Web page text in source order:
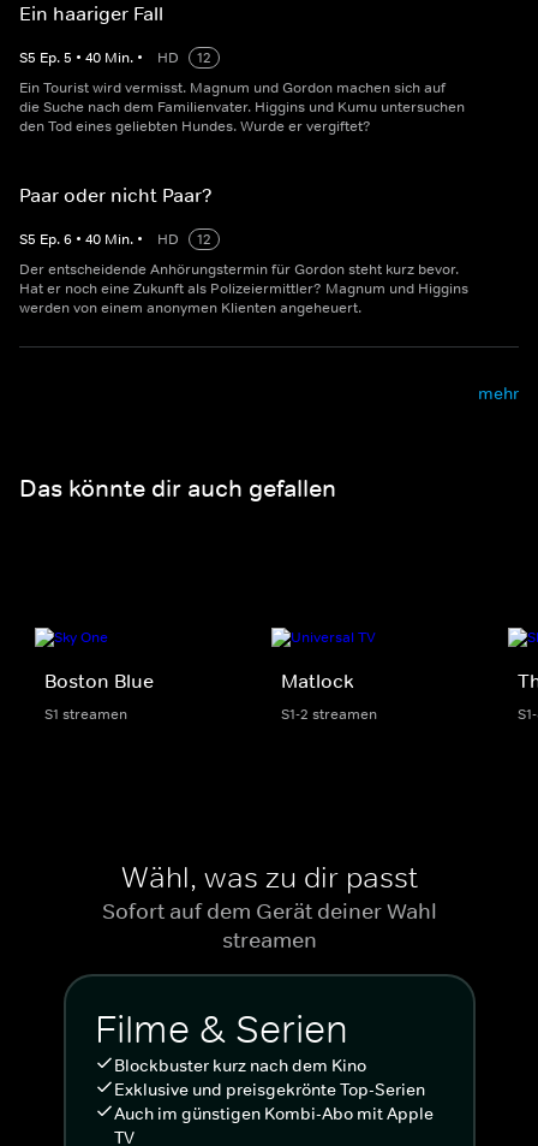
Ein haariger Fall
S5 Ep.5 • 40 Min. • HD
12
Ein Tourist wird vermisst. Magnum und Gordon machen sich auf
die Suche nach dem Familienvater. Higgins und Kumu untersuchen
den Tod eines geliebten Hundes. Wurde er vergiftet?
Paar oder nicht Paar?
S5 Ep.6 • 40 Min. • HD
12
Der entscheidende Anhörungstermin für Gordon steht kurz bevor.
Hat er noch eine Zukunft als Polizeiermittler? Magnum und Higgins
werden von einem anonymen Klienten angeheuert.
mehr
Das könnte dir auch gefallen
Boston Blue
S1 streamen
Matlock
S1-2 streamen
Wähl, was zu dir passt
Sofort auf dem Gerät deiner Wahl
streamen
Filme & Serien
Blockbuster kurz nach dem Kino
Exklusive und preisgekrönte Top-Serien
Auch im günstigen Kombi-Abo mit Apple
TV